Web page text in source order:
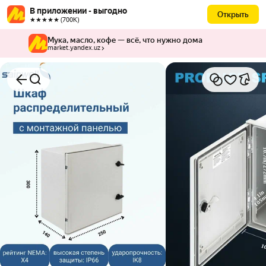
В приложении - выгодно
★★★★★ (700К)
Открыть
Мука, масло, кофе — всё, что нужно дома
market.yandex.uz